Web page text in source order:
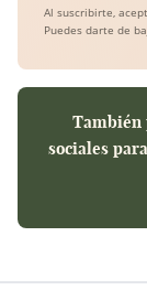
Al suscribirte,
Puedes darte de
También
sociales